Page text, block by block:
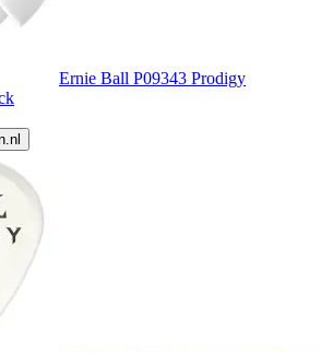
Ernie Ball P09343 Prodigy